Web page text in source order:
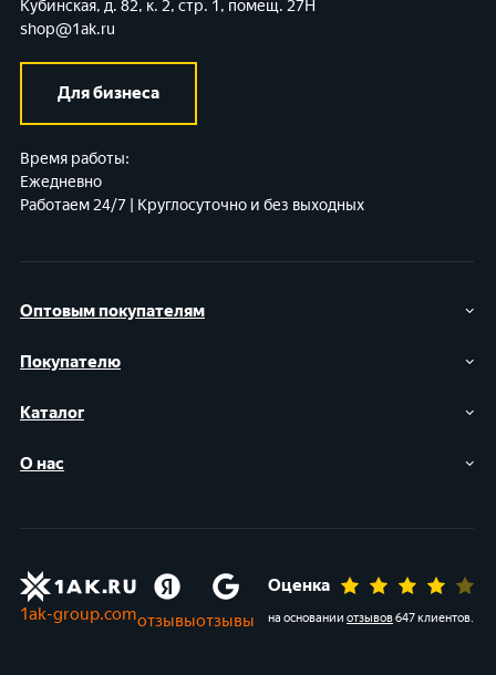
Оптовым покупателям
Покупателю
Каталог
О нас
Кубинская, д. 82, к. 2, стр. 1, помещ. 27Н
shop@1ak.ru
Для бизнеса
Время работы:
Ежедневно
Работаем 24/7 | Круглосуточно и без выходных
1ak-group.comотзывыотзывы
Оценка
на основании отзывов647 клиентов.